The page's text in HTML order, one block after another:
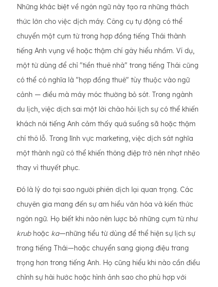
Những khác biệt về ngôn ngữ này tạo ra những thách
thức lớn cho việc dịch máy. Công cụ tự động có thể
chuyển một cụm từ trong hợp đồng tiếng Thái thành
tiếng Anh vụng về hoặc thậm chí gây hiểu nhầm. Ví dụ,
một từ dùng để chỉ "tiền thuê nhà" trong tiếng Thái cũng
có thể có nghĩa là "hợp đồng thuê" tùy thuộc vào ngữ
cảnh — điều mà máy móc thường bỏ sót. Trong ngành
du lịch, việc dịch sai một lời chào hỏi lịch sự có thể khiến
khách nói tiếng Anh cảm thấy quá suồng sã hoặc thậm
chí thô lỗ. Trong lĩnh vực marketing, việc dịch sát nghĩa
một thành ngữ có thể khiến thông điệp trở nên nhạt nhẽo
thay vì thuyết phục.
Đó là lý do tại sao người phiên dịch lại quan trọng. Các
chuyên gia mang đến sự am hiểu văn hóa và kiến ​​thức
ngôn ngữ. Họ biết khi nào nên lược bỏ những cụm từ như
krubhoặc ka—những tiểu từ dùng để thể hiện sự lịch sự
trong tiếng Thái—hoặc chuyển sang giọng điệu trang
trọng hơn trong tiếng Anh. Họ cũng hiểu khi nào cần điều
chỉnh sự hài hước hoặc hình ảnh sao cho phù hợp với